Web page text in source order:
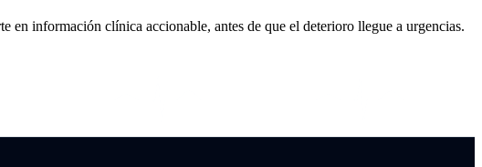
información clínica accionable, antes de que el deterioro llegue a urgencias.